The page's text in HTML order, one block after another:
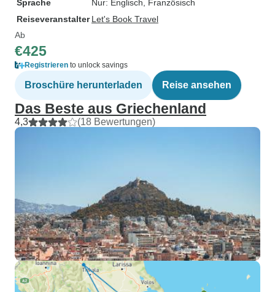
Sprache
Nur: Englisch, Französisch
Reiseveranstalter Let's Book Travel
Ab
€425
Registrieren to unlock savings
Broschüre herunterladen Reise ansehen
Das Beste aus Griechenland
4,3 (18 Bewertungen)